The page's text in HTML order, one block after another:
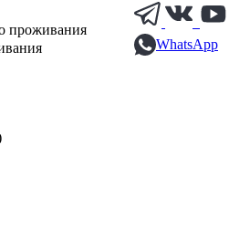
WhatsApp
проживания